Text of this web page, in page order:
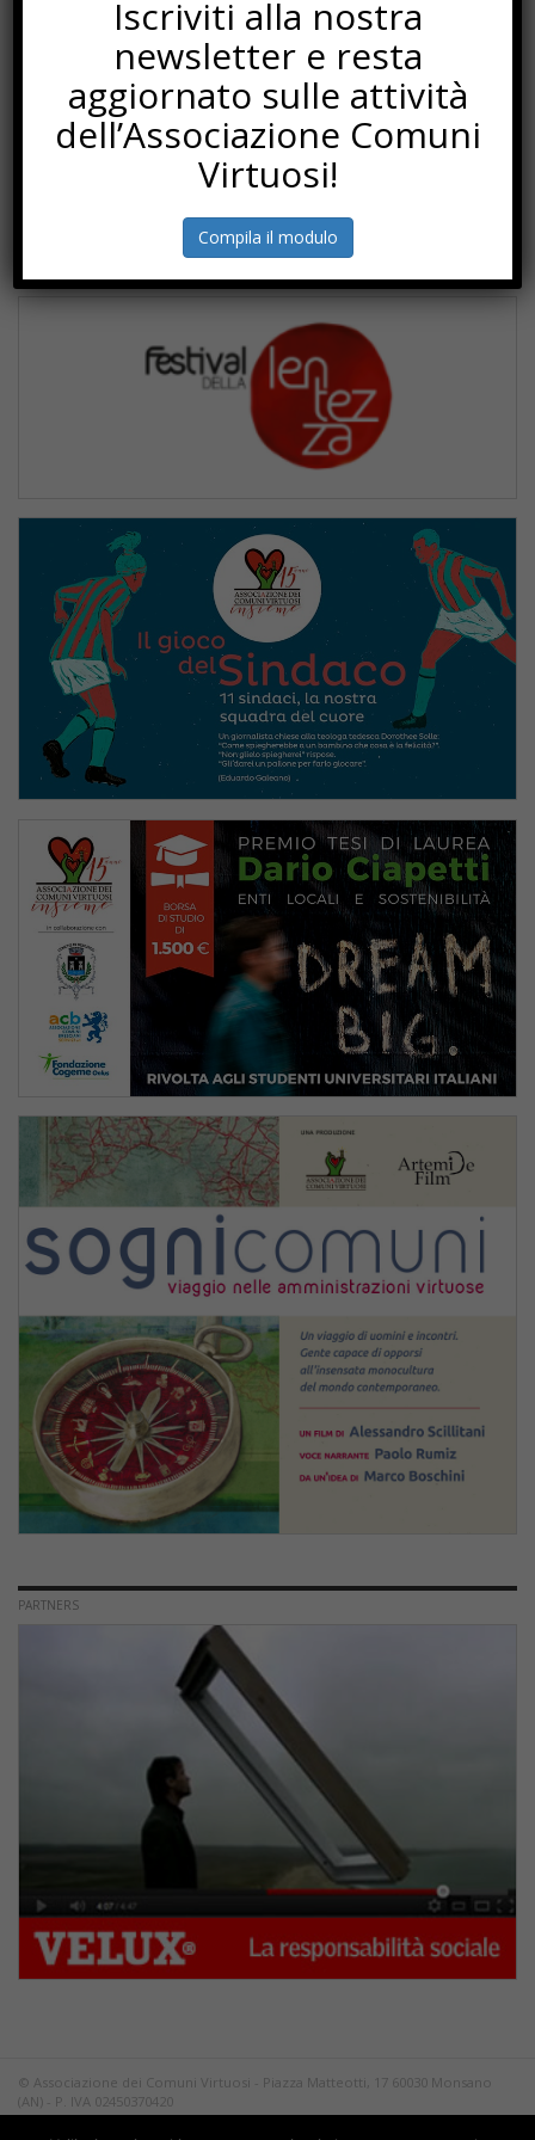
PARTNERS
© Associazione dei Comuni Virtuosi - Piazza Matteotti, 17 60030 Monsano
(AN) - P. IVA 02450370420
Tutti i diritti riservati.
Iscriviti alla nostra
newsletter e resta
aggiornato sulle attività
dell’Associazione Comuni
Virtuosi!
Compila il modulo